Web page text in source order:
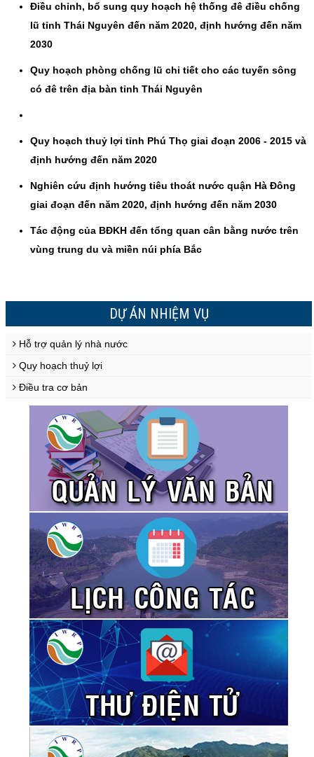
Điều chỉnh, bổ sung quy hoạch hệ thống đê điều chống
lũ tỉnh Thái Nguyên đến năm 2020, định hướng đến năm
2030
Quy hoạch phòng chống lũ chi tiết cho các tuyến sông
có đê trên địa bàn tỉnh Thái Nguyên
Quy hoạch thuỷ lợi tỉnh Phú Thọ giai đoạn 2006 - 2015 và
định hướng đến năm 2020
Nghiên cứu định hướng tiêu thoát nước quận Hà Đông
giai đoạn đến năm 2020, định hướng đến năm 2030
Tác động của BĐKH đến tổng quan cân bằng nước trên
vùng trung du và miền núi phía Bắc
DỰ ÁN NHIỆM VỤ
Hỗ trợ quản lý nhà nước
Quy hoạch thuỷ lợi
Điều tra cơ bản